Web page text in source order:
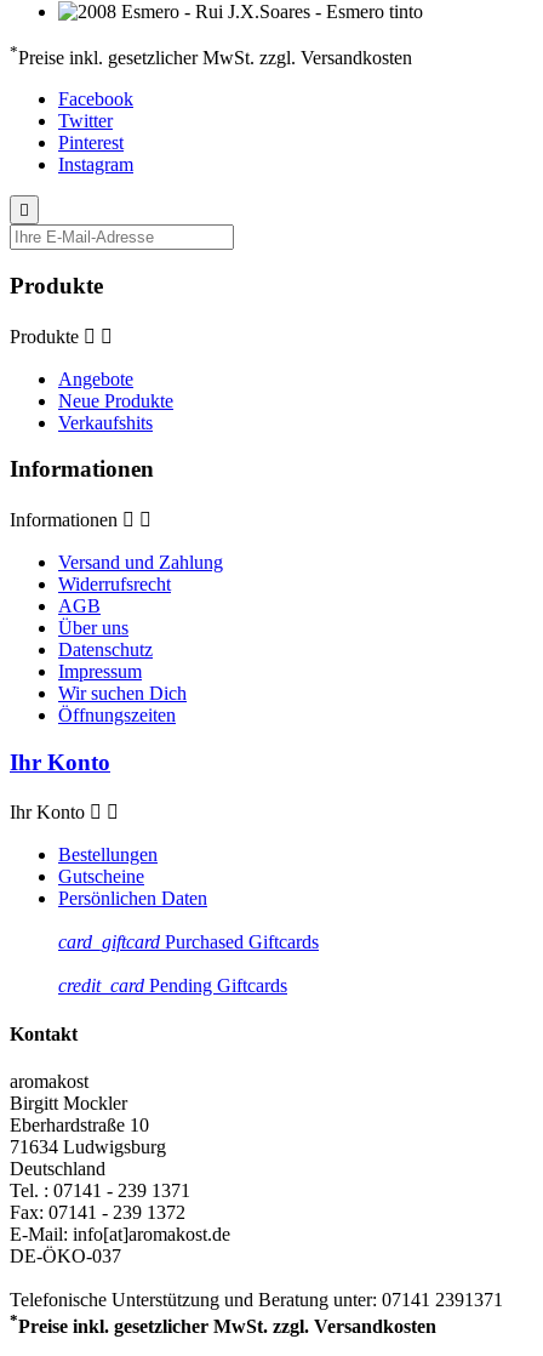
*Preise inkl. gesetzlicher MwSt. zzgl. Versandkosten
Facebook
Twitter
Pinterest
Instagram

Produkte
Produkte  
Angebote
Neue Produkte
Verkaufshits
Informationen
Informationen  
Versand und Zahlung
Widerrufsrecht
AGB
Über uns
Datenschutz
Impressum
Wir suchen Dich
Öffnungszeiten
Ihr Konto
Ihr Konto  
Bestellungen
Gutscheine
Persönlichen Daten
card_giftcard Purchased Giftcards
credit_card Pending Giftcards
Kontakt
aromakost
Birgitt Mockler
Eberhardstraße 10
71634 Ludwigsburg
Deutschland
Tel. : 07141 - 239 1371
Fax: 07141 - 239 1372
E-Mail: info[at]aromakost.de
DE-ÖKO-037
Telefonische Unterstützung und Beratung unter: 07141 2391371
*Preise inkl. gesetzlicher MwSt. zzgl. Versandkosten